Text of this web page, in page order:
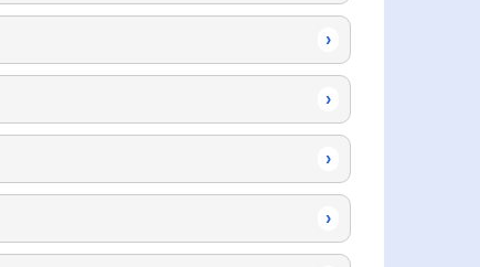
›
›
›
›